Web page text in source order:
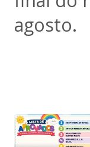
agosto.